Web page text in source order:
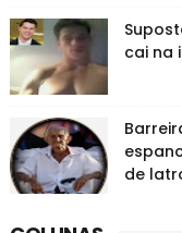
cai na
de